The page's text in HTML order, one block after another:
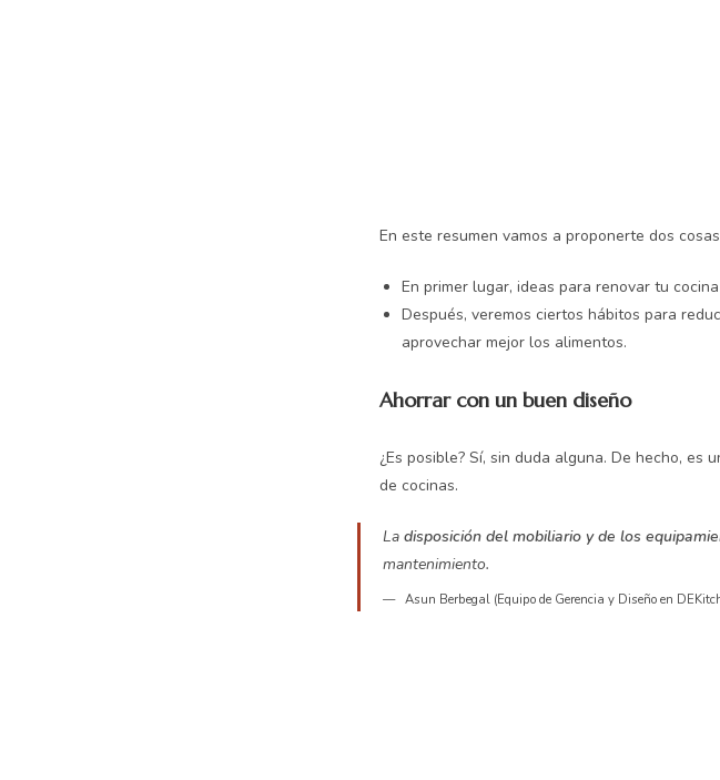
En este resumen vamos a proponerte dos
En primer lugar, ideas para renovar tu
Después, veremos ciertos hábitos para
aprovechar mejor los alimentos.
Ahorrar con un buen diseño
¿Es posible? Sí, sin duda alguna. De hecho,
de cocinas.
La disposición del mobiliario y de los
mantenimiento.
Asun Berbegal (Equipo de Gerencia y Diseño en